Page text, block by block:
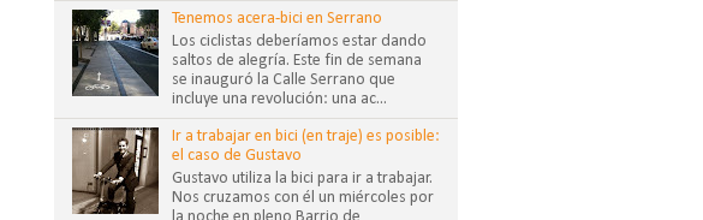
Tenemos acera-bici en Serrano
Los ciclistas deberíamos estar dando
saltos de alegría. Este fin de semana
se inauguró la Calle Serrano que
incluye una revolución: una ac...
Ir a trabajar en bici (en traje) es posible:
el caso de Gustavo
Gustavo utiliza la bici para ir a trabajar.
Nos cruzamos con él un miércoles por